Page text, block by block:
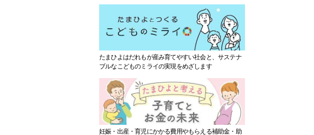
たまひよはだれもが産み育てやすい社会と、サステナ
ブルなこどものミライの実現をめざします
妊娠・出産・育児にかかる費用やもらえる補助金・助